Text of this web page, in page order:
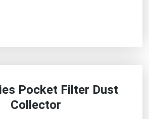
Pocket Filter Dust
Collector